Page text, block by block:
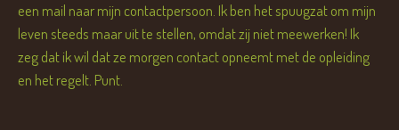
een mail naar mijn contactpersoon. Ik ben het spuugzat om mijn
leven steeds maar uit te stellen, omdat zij niet meewerken! Ik
zeg dat ik wil dat ze morgen contact opneemt met de opleiding
en het regelt. Punt.